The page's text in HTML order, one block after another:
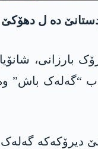
دە ل
ب ئامادەبوونا
ب “گەلەک
گەلەک